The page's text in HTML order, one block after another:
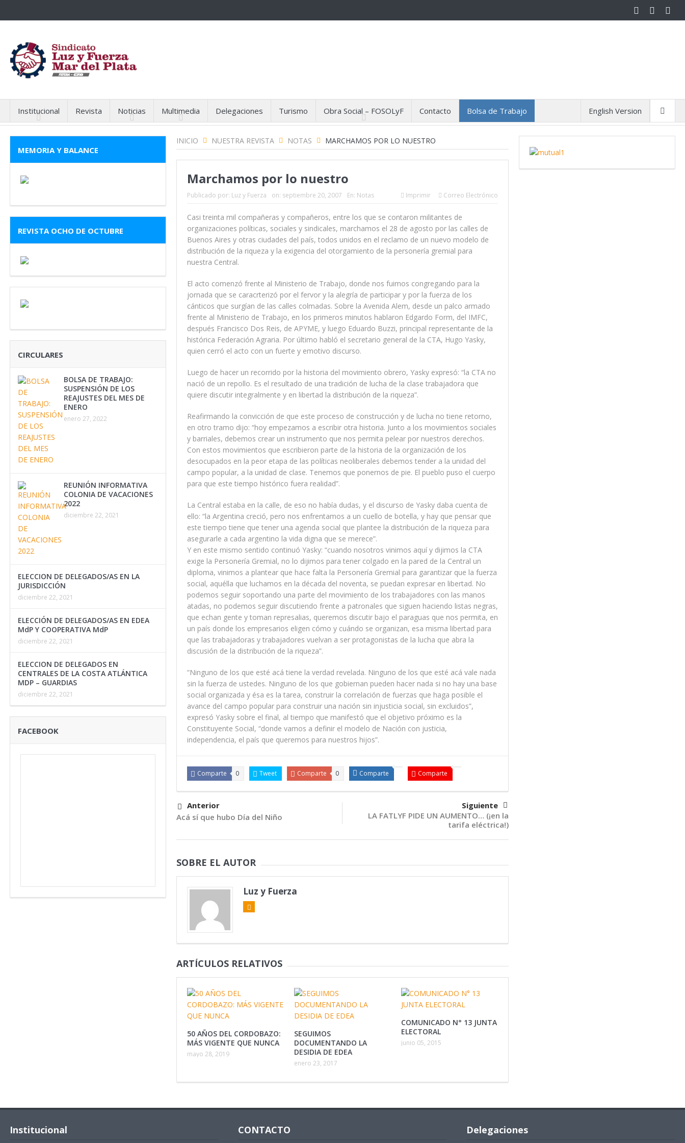
Institucional Revista Noticias Multimedia Delegaciones Turismo Obra Social – FOSOLyF Contacto Bolsa de Trabajo English Version
INICIO NUESTRA REVISTA NOTAS MARCHAMOS POR LO NUESTRO
Marchamos por lo nuestro
Publicado por: Luz y Fuerza on: septiembre 20, 2007 En: Notas Imprimir Correo Electrónico
Casi treinta mil compañeras y compañeros, entre los que se contaron militantes de
organizaciones políticas, sociales y sindicales, marchamos el 28 de agosto por las calles de
Buenos Aires y otras ciudades del país, todos unidos en el reclamo de un nuevo modelo de
distribución de la riqueza y la exigencia del otorgamiento de la personería gremial para
nuestra Central.
El acto comenzó frente al Ministerio de Trabajo, donde nos fuimos congregando para la
jornada que se caracrterizó por el fervor y la alegría de participar y por la fuerza de los
cánticos que surgían de las calles colmadas. Sobre la Avenida Alem, desde un palco armado
frente al Ministerio de Trabajo, en los primeros minutos hablaron Edgardo Form, del IMFC,
después Francisco Dos Reis, de APYME, y luego Eduardo Buzzi, principal representante de la
histórica Federación Agraria. Por último habló el secretario general de la CTA, Hugo Yasky,
quien cerró el acto con un fuerte y emotivo discurso.
Luego de hacer un recorrido por la historia del movimiento obrero, Yasky expresó: “la CTA no
nació de un repollo. Es el resultado de una tradición de lucha de la clase trabajadora que
quiere discutir integralmente y en libertad la distribución de la riqueza”.
Reafirmando la convicción de que este proceso de construcción y de lucha no tiene retorno,
en otro tramo dijo: “hoy empezamos a escribir otra historia. Junto a los movimientos sociales
y barriales, debemos crear un instrumento que nos permita pelear por nuestros derechos.
Con estos movimientos que escribieron parte de la historia de la organización de los
desocupados en la peor etapa de las políticas neoliberales debemos tender a la unidad del
campo popular, a la unidad de clase. Tenemos que ponernos de pie. El pueblo puso el cuerpo
para que este tiempo histórico fuera realidad”.
La Central estaba en la calle, de eso no había dudas, y el discurso de Yasky daba cuenta de
ello: “la Argentina creció, pero nos enfrentamos a un cuello de botella, y hay que pensar que
este tiempo tiene que tener una agenda social que plantee la distribución de la riqueza para
asegurarle a cada argentino la vida digna que se merece”.
Y en este mismo sentido continuó Yasky: “cuando nosotros vinimos aquí y dijimos la CTA
exige la Personería Gremial, no lo dijimos para tener colgado en la pared de la Central un
diploma, vinimos a plantear que hace falta la Personería Gremial para garantizar que la fuerza
social, aquélla que luchamos en la década del noventa, se puedan expresar en libertad. No
podemos seguir soportando una parte del movimiento de los trabajadores con las manos
atadas, no podemos seguir discutiendo frente a patronales que siguen haciendo listas negras,
que echan gente y toman represalias, queremos discutir bajo el paraguas que nos permita, en
un país donde los empresarios eligen cómo y cuándo se organizan, esa misma libertad para
que las trabajadoras y trabajadores vuelvan a ser protagonistas de la lucha que abra la
discusión de la distribución de la riqueza”.
“Ninguno de los que esté acá tiene la verdad revelada. Ninguno de los que esté acá vale nada
sin la fuerza de ustedes. Ninguno de los que gobiernan pueden hacer nada si no hay una base
social organizada y ésa es la tarea, construir la correlación de fuerzas que haga posible el
avance del campo popular para construir una nación sin injusticia social, sin excluidos”,
expresó Yasky sobre el final, al tiempo que manifestó que el objetivo próximo es la
Constituyente Social, “donde vamos a definir el modelo de Nación con justicia,
independencia, el país que queremos para nuestros hijos”.
Comparte 0 Tweet Comparte 0 Comparte Comparte
Anterior
Acá sí que hubo Día del Niño
Siguiente
LA FATLYF PIDE UN AUMENTO… (¡en la
tarifa eléctrica!)
SOBRE EL AUTOR
Luz y Fuerza
ARTÍCULOS RELATIVOS
50 AÑOS DEL CORDOBAZO:
MÁS VIGENTE QUE NUNCA
mayo 28, 2019
SEGUIMOS
DOCUMENTANDO LA
DESIDIA DE EDEA
enero 23, 2017
COMUNICADO N° 13 JUNTA
ELECTORAL
junio 05, 2015
MEMORIA Y BALANCE
REVISTA OCHO DE OCTUBRE
CIRCULARES
BOLSA DE TRABAJO:
SUSPENSIÓN DE LOS
REAJUSTES DEL MES DE
ENERO
enero 27, 2022
REUNIÓN INFORMATIVA
COLONIA DE VACACIONES
2022
diciembre 22, 2021
ELECCION DE DELEGADOS/AS EN LA
JURISDICCIÓN
diciembre 22, 2021
ELECCIÓN DE DELEGADOS/AS EN EDEA
MdP Y COOPERATIVA MdP
diciembre 22, 2021
ELECCION DE DELEGADOS EN
CENTRALES DE LA COSTA ATLÁNTICA
MDP – GUARDIAS
diciembre 22, 2021
FACEBOOK
Institucional CONTACTO Delegaciones